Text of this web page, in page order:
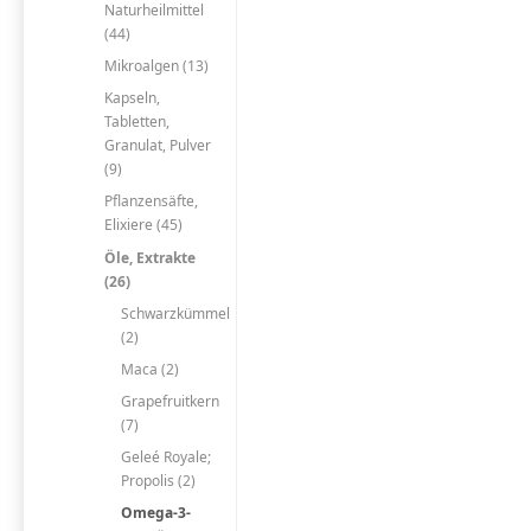
Naturheilmittel
(44)
Mikroalgen (13)
Kapseln,
Tabletten,
Granulat, Pulver
(9)
Pflanzensäfte,
Elixiere (45)
Öle, Extrakte
(26)
Schwarzkümmel
(2)
Maca (2)
Grapefruitkern
(7)
Geleé Royale;
Propolis (2)
Omega-3-